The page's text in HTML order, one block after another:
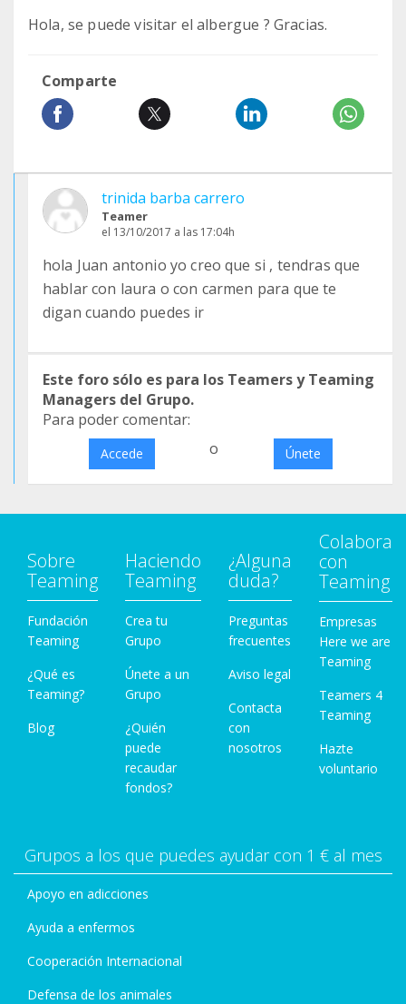
Hola, se puede visitar el albergue ? Gracias.
Comparte
trinida barba carrero
Teamer
el 13/10/2017 a las 17:04h
hola Juan antonio yo creo que si , tendras que
hablar con laura o con carmen para que te
digan cuando puedes ir
Este foro sólo es para los Teamers y Teaming
Managers del Grupo.
Para poder comentar:
Accede o Únete
Sobre
Teaming
Fundación
Teaming
¿Qué es
Teaming?
Blog
Haciendo
Teaming
Crea tu
Grupo
Únete a un
Grupo
¿Quién
puede
recaudar
fondos?
¿Alguna
duda?
Preguntas
frecuentes
Aviso legal
Contacta
con
nosotros
Colabora
con
Teaming
Empresas
Here we are
Teaming
Teamers 4
Teaming
Hazte
voluntario
Grupos a los que puedes ayudar con 1 € al mes
Apoyo en adicciones
Ayuda a enfermos
Cooperación Internacional
Defensa de los animales